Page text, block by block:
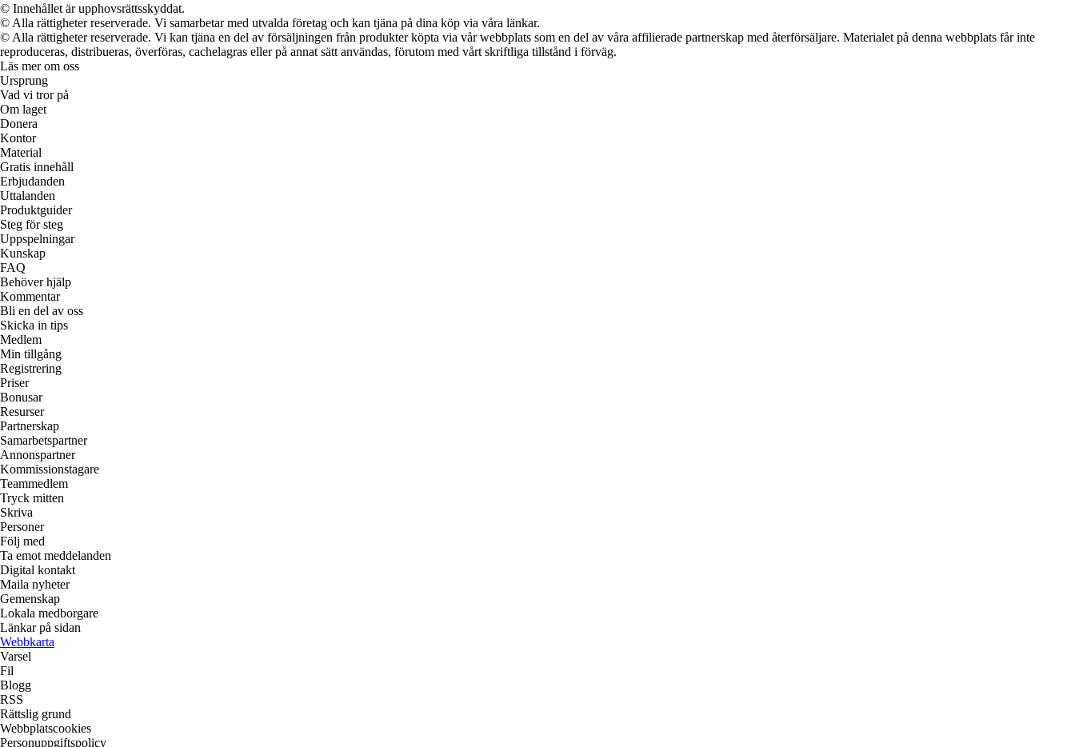
© Innehållet är upphovsrättsskyddat.
© Alla rättigheter reserverade. Vi samarbetar med utvalda företag och kan tjäna på dina köp via våra länkar.
© Alla rättigheter reserverade. Vi kan tjäna en del av försäljningen från produkter köpta via vår webbplats som en del av våra affilierade partnerskap med återförsäljare. Materialet på denna webbplats får inte
reproduceras, distribueras, överföras, cachelagras eller på annat sätt användas, förutom med vårt skriftliga tillstånd i förväg.
Läs mer om oss
Ursprung
Vad vi tror på
Om laget
Donera
Kontor
Material
Gratis innehåll
Erbjudanden
Uttalanden
Produktguider
Steg för steg
Uppspelningar
Kunskap
FAQ
Behöver hjälp
Kommentar
Bli en del av oss
Skicka in tips
Medlem
Min tillgång
Registrering
Priser
Bonusar
Resurser
Partnerskap
Samarbetspartner
Annonspartner
Kommissionstagare
Teammedlem
Tryck mitten
Skriva
Personer
Följ med
Ta emot meddelanden
Digital kontakt
Maila nyheter
Gemenskap
Lokala medborgare
Länkar på sidan
Webbkarta
Varsel
Fil
Blogg
RSS
Rättslig grund
Webbplatscookies
Personuppgiftspolicy